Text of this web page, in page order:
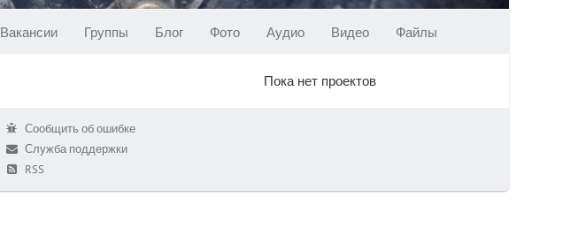
Вакансии Группы Блог Фото Аудио Видео Файлы
Пока нет проектов
Сообщить об ошибке
Служба поддержки
RSS